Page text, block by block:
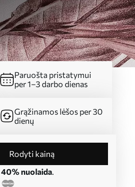
Paruošta pristatymui
per 1–3 darbo dienas
Grąžinamos lėšos per 30
dienų
Rodyti kainą
40% nuolaida.